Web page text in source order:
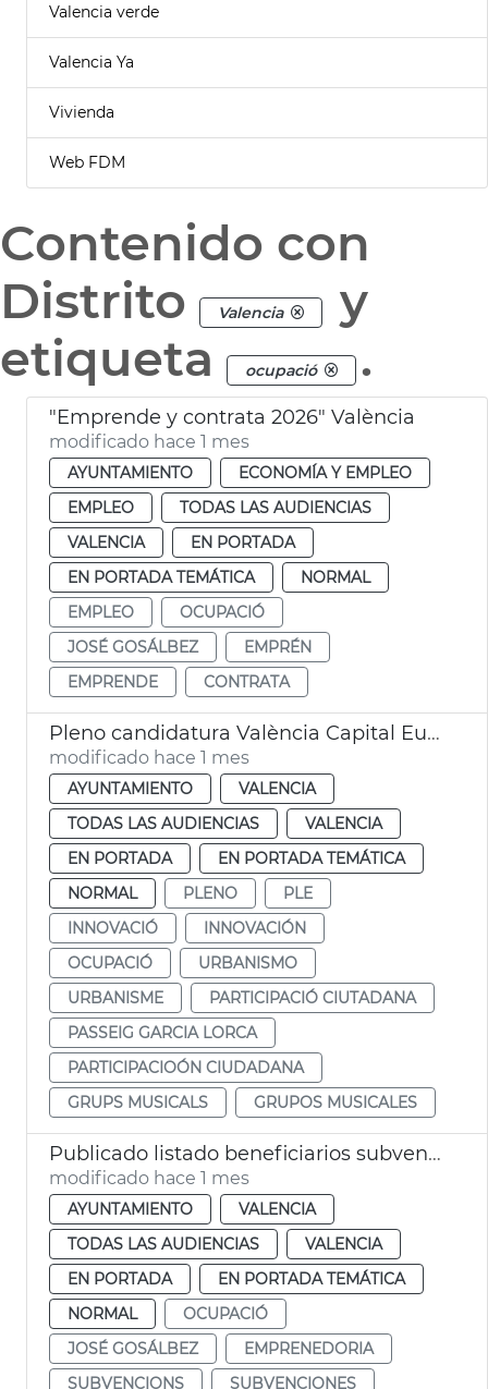
Valencia verde
Valencia Ya
Vivienda
Web FDM
Contenido con
Distrito
Valencia
y
etiqueta
ocupació .
"Emprende y contrata 2026" València
modificado hace 1 mes
AYUNTAMIENTO
ECONOMÍA Y EMPLEO
EMPLEO
TODAS LAS AUDIENCIAS
VALENCIA
EN PORTADA
EN PORTADA TEMÁTICA
NORMAL
EMPLEO
OCUPACIÓ
JOSÉ GOSÁLBEZ
EMPRÉN
EMPRENDE
CONTRATA
Pleno candidatura València Capital Europea Innovación
modificado hace 1 mes
AYUNTAMIENTO
VALENCIA
TODAS LAS AUDIENCIAS
VALENCIA
EN PORTADA
EN PORTADA TEMÁTICA
NORMAL
PLENO
PLE
INNOVACIÓ
INNOVACIÓN
OCUPACIÓ
URBANISMO
URBANISME
PARTICIPACIÓ CIUTADANA
PASSEIG GARCIA LORCA
PARTICIPACIOÓN CIUDADANA
GRUPS MUSICALS
GRUPOS MUSICALES
Publicado listado beneficiarios subvenciones patrimonio pesquero 2026 València
modificado hace 1 mes
AYUNTAMIENTO
VALENCIA
TODAS LAS AUDIENCIAS
VALENCIA
EN PORTADA
EN PORTADA TEMÁTICA
NORMAL
OCUPACIÓ
JOSÉ GOSÁLBEZ
EMPRENEDORIA
SUBVENCIONS
SUBVENCIONES